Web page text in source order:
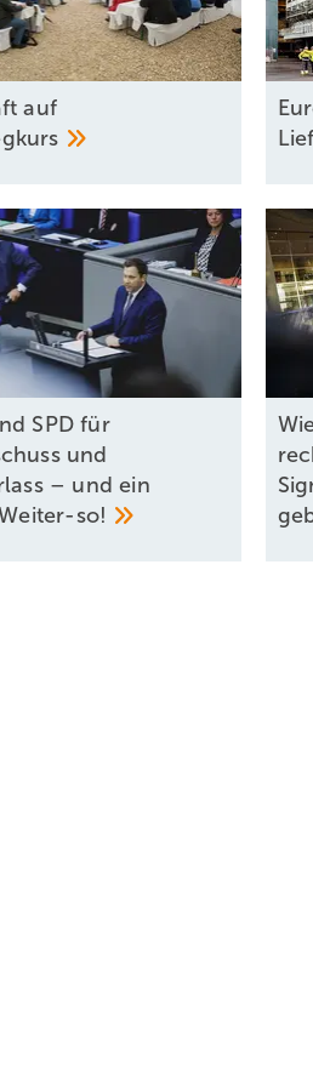
auf
SPD für
und
– und ein
so!